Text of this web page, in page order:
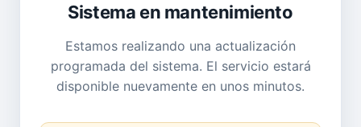
Sistema en mantenimiento
Estamos realizando una actualización
programada del sistema. El servicio estará
disponible nuevamente en unos minutos.